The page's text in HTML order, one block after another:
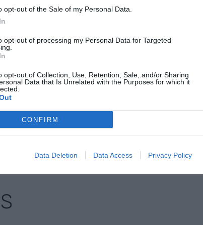
opt-out of the Sale of my Personal Data.
opt-out of processing my Personal Data for Targeted
opt-out of Collection, Use, Retention, Sale, and/or Sharing
Data that Is Unrelated with the Purposes for which it
CONFIRM
Data Deletion Data Access Privacy Policy
Valenciana, Murcia, Galicia y Asturias.
recuerdan la "importancia histórica" y el
vallesano, el cual consideran "fundamental
la economía". Todo ello, en una jornada en la
Nacional del Mercado de Valores(CNMV)
próximo 24 de julio.
preferida de Google de
de actualidad
ACTIVAR AHORA